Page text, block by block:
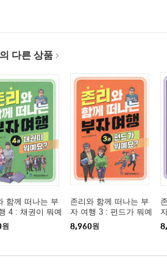
다른 상품
함께 떠나는 부
4 : 채권이 뭐예
원
존리와 함께 떠나는 부
자 여행 3 : 펀드가 뭐예
요?
8,960원